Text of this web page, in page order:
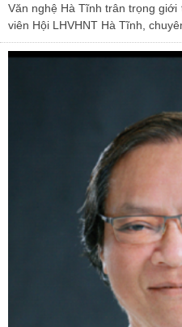
Văn nghệ Hà Tĩnh trân trọng
viên Hội LHVHNT Hà Tĩnh,